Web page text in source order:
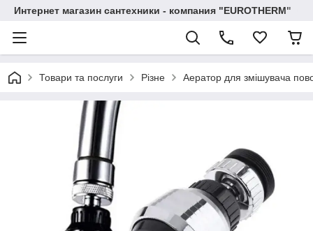
Интернет магазин сантехники - компания "EUROTHERM"
Товари та послуги Різне Аератор для змішувача